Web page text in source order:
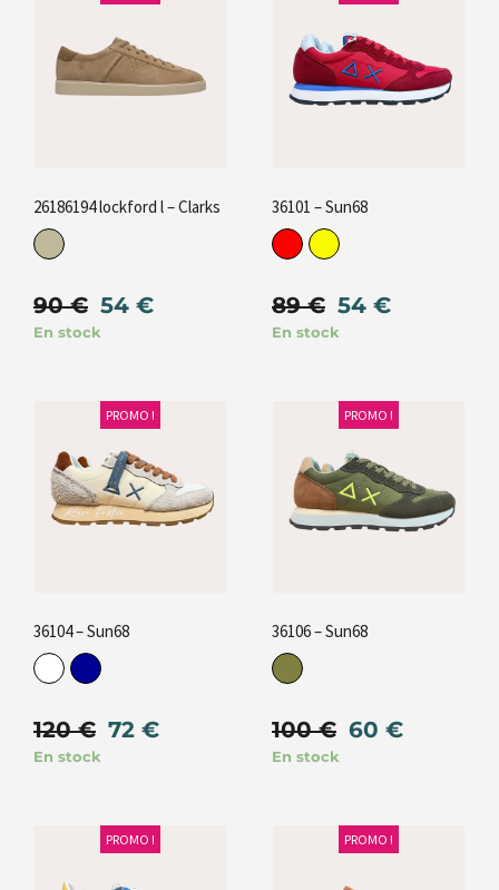
26186194 lockford l – Clarks
90€ 54 €
En stock
36101 – Sun68
89€ 54 €
En stock
PROMO !
36104 – Sun68
120€ 72 €
En stock
PROMO !
36106 – Sun68
100€ 60 €
En stock
PROMO ! PROMO !